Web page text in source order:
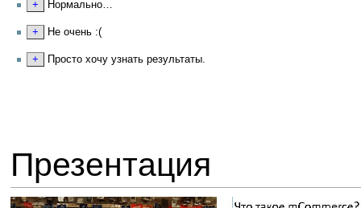
Нормально…
Не очень :(
Просто хочу узнать результаты.
Презентация